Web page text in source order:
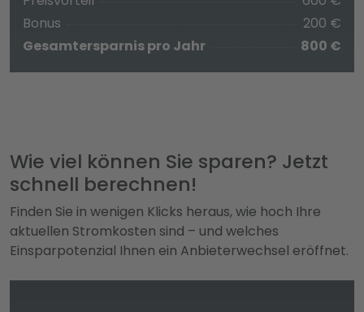
Bonus
200 €
Gesamtersparnis pro Jahr
800 €
Wie viel können Sie sparen? Jetzt
schnell berechnen!
Finden Sie in wenigen Klicks heraus, wie hoch Ihre
aktuellen Stromkosten sind – und welches
Einsparpotenzial Ihnen ein Anbieterwechsel eröffnet.